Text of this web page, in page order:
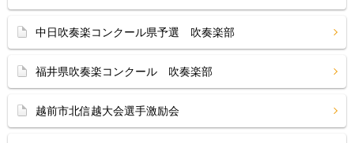
中日吹奏楽コンクール県予選 吹奏楽部
福井県吹奏楽コンクール 吹奏楽部
越前市北信越大会選手激励会